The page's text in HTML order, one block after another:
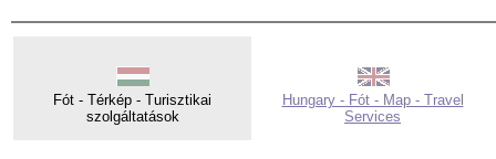
Fót - Térkép - Turisztikai
szolgáltatások
Hungary - Fót - Map - Travel
Services